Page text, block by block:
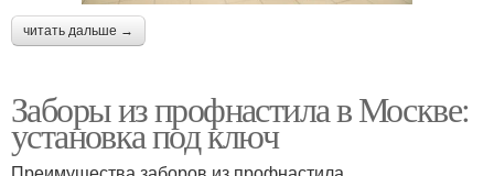
читать дальше →
Заборы из профнастила в Москве:
установка под ключ